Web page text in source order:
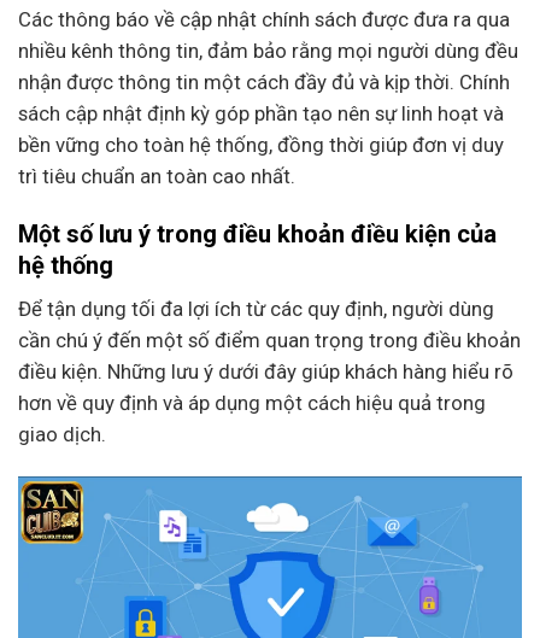
Các thông báo về cập nhật chính sách được đưa ra qua
nhiều kênh thông tin, đảm bảo rằng mọi người dùng đều
nhận được thông tin một cách đầy đủ và kịp thời. Chính
sách cập nhật định kỳ góp phần tạo nên sự linh hoạt và
bền vững cho toàn hệ thống, đồng thời giúp đơn vị duy
trì tiêu chuẩn an toàn cao nhất.
Một số lưu ý trong điều khoản điều kiện của
hệ thống
Để tận dụng tối đa lợi ích từ các quy định, người dùng
cần chú ý đến một số điểm quan trọng trong điều khoản
điều kiện. Những lưu ý dưới đây giúp khách hàng hiểu rõ
hơn về quy định và áp dụng một cách hiệu quả trong
giao dịch.